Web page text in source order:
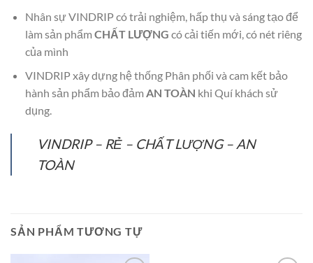
Nhân sự VINDRIP có trải nghiệm, hấp thụ và sáng tạo để
làm sản phẩm CHẤT LƯỢNG có cải tiến mới, có nét riêng
của mình
VINDRIP xây dựng hệ thống Phân phối và cam kết bảo
hành sản phẩm bảo đảm AN TOÀN khi Quí khách sử
dụng.
VINDRIP – RẺ – CHẤT LƯỢNG – AN
TOÀN
SẢN PHẨM TƯƠNG TỰ